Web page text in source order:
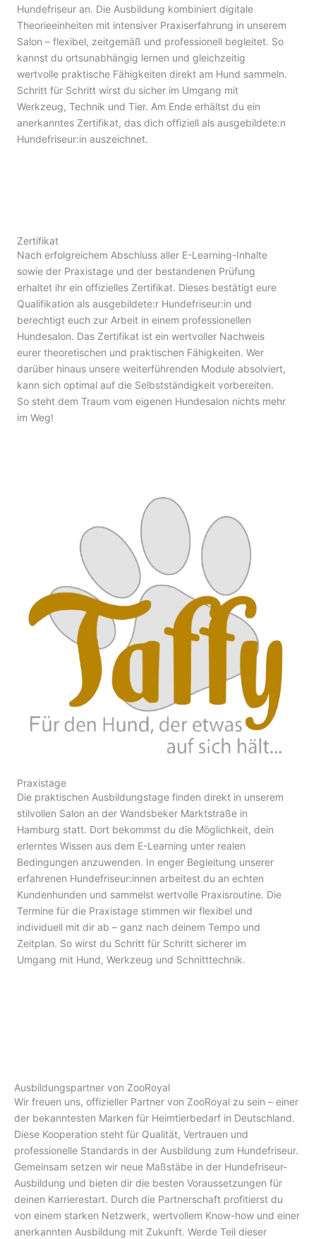
Hundefriseur an. Die Ausbildung kombiniert digitale
Theorieeinheiten mit intensiver Praxiserfahrung in unserem
Salon – flexibel, zeitgemäß und professionell begleitet. So
kannst du ortsunabhängig lernen und gleichzeitig
wertvolle praktische Fähigkeiten direkt am Hund sammeln.
Schritt für Schritt wirst du sicher im Umgang mit
Werkzeug, Technik und Tier. Am Ende erhältst du ein
anerkanntes Zertifikat, das dich offiziell als ausgebildete:n
Hundefriseur:in auszeichnet.
Zertifikat
Nach erfolgreichem Abschluss aller E-Learning-Inhalte
sowie der Praxistage und der bestandenen Prüfung
erhaltet ihr ein offizielles Zertifikat. Dieses bestätigt eure
Qualifikation als ausgebildete:r Hundefriseur:in und
berechtigt euch zur Arbeit in einem professionellen
Hundesalon. Das Zertifikat ist ein wertvoller Nachweis
eurer theoretischen und praktischen Fähigkeiten. Wer
darüber hinaus unsere weiterführenden Module absolviert,
kann sich optimal auf die Selbstständigkeit vorbereiten.
So steht dem Traum vom eigenen Hundesalon nichts mehr
im Weg!
Praxistage
Die praktischen Ausbildungstage finden direkt in unserem
stilvollen Salon an der Wandsbeker Marktstraße in
Hamburg statt. Dort bekommst du die Möglichkeit, dein
erlerntes Wissen aus dem E-Learning unter realen
Bedingungen anzuwenden. In enger Begleitung unserer
erfahrenen Hundefriseur:innen arbeitest du an echten
Kundenhunden und sammelst wertvolle Praxisroutine. Die
Termine für die Praxistage stimmen wir flexibel und
individuell mit dir ab – ganz nach deinem Tempo und
Zeitplan. So wirst du Schritt für Schritt sicherer im
Umgang mit Hund, Werkzeug und Schnitttechnik.
Ausbildungspartner von ZooRoyal
Wir freuen uns, offizieller Partner von ZooRoyal zu sein – einer
der bekanntesten Marken für Heimtierbedarf in Deutschland.
Diese Kooperation steht für Qualität, Vertrauen und
professionelle Standards in der Ausbildung zum Hundefriseur.
Gemeinsam setzen wir neue Maßstäbe in der Hundefriseur-
Ausbildung und bieten dir die besten Voraussetzungen für
deinen Karrierestart. Durch die Partnerschaft profitierst du
von einem starken Netzwerk, wertvollem Know-how und einer
anerkannten Ausbildung mit Zukunft. Werde Teil dieser